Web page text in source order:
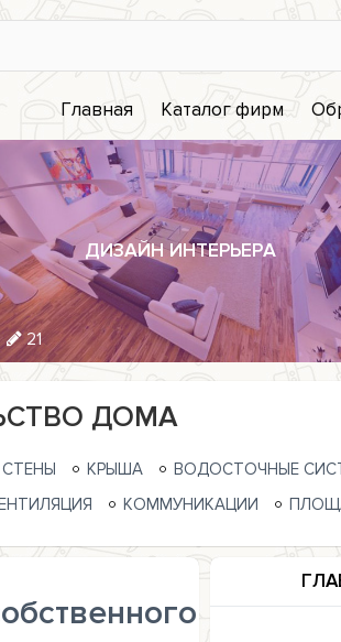
Каталог фирм
Главная
ДИЗАЙН ИНТЕРЬЕРА
21
ДОМА
СТЕНЫ КРЫША ВОДОСТОЧНЫЕ
КОММУНИКАЦИИ